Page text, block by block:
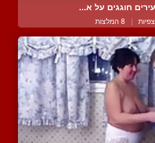
חוגגים על א...
| 8 המלצות